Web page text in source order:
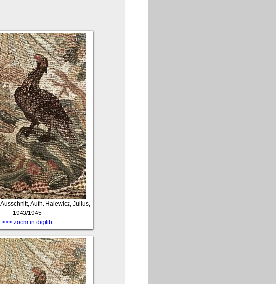
Ausschnitt, Aufn. Halewicz, Julius,
1943/1945
>>> zoom in digilib